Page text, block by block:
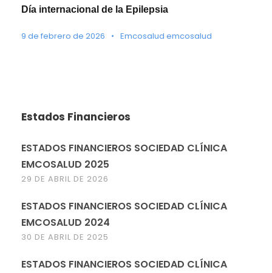
Día internacional de la Epilepsia
9 de febrero de 2026 • Emcosalud emcosalud
Estados Financieros
ESTADOS FINANCIEROS SOCIEDAD CLÍNICA
EMCOSALUD 2025
29 DE ABRIL DE 2026
ESTADOS FINANCIEROS SOCIEDAD CLÍNICA
EMCOSALUD 2024
30 DE ABRIL DE 2025
ESTADOS FINANCIEROS SOCIEDAD CLÍNICA